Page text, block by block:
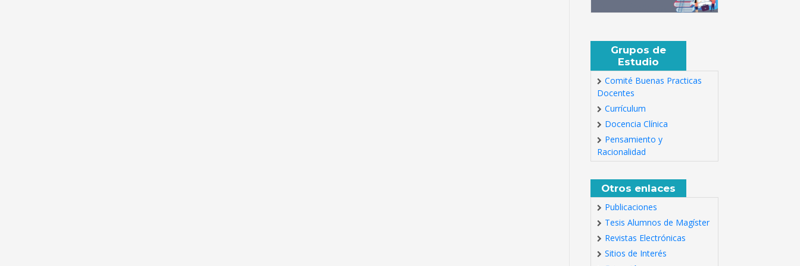
Grupos de
Estudio
Comité Buenas Practicas
Docentes
Currículum
Docencia Clínica
Pensamiento y
Racionalidad
Otros enlaces
Publicaciones
Tesis Alumnos de Magíster
Revistas Electrónicas
Sitios de Interés